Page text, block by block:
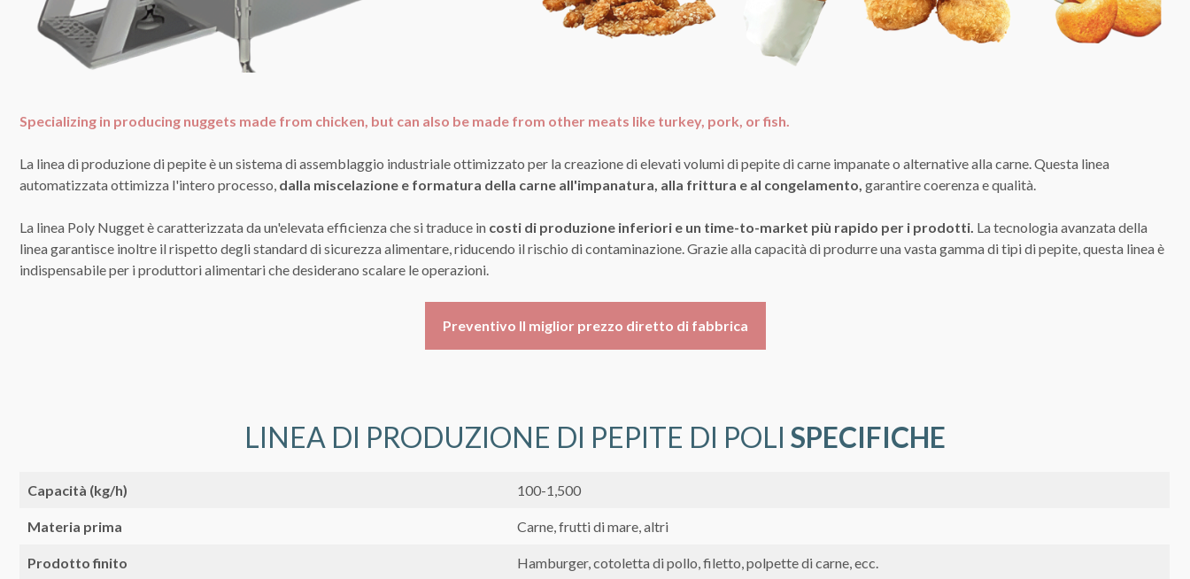
Specializing in producing nuggets made from chicken, but can also be made from other meats like turkey, pork, or fish
La linea di produzione di pepite è un sistema di assemblaggio industriale ottimizzato per la creazione di elevati volumi di pepite di carne impanate o alternative alla carne. Questa linea
automatizzata ottimizza l'intero processo, dalla miscelazione e formatura della carne all'impanatura, alla frittura e al congelamento, garantire coerenza e qualità.
La linea Poly Nugget è caratterizzata da un'elevata efficienza che si traduce in costi di produzione inferiori e un time-to-market più rapido per i prodotti. La tecnologia avanzata della
linea garantisce inoltre il rispetto degli standard di sicurezza alimentare, riducendo il rischio di contaminazione. Grazie alla capacità di produrre una vasta gamma di tipi di pepite, questa linea è
indispensabile per i produttori alimentari che desiderano scalare le operazioni.
Preventivo Il miglior prezzo diretto di fabbrica
LINEA DI PRODUZIONE DI PEPITE DI POLI SPECIFICHE
Capacità (kg/h) 100-1,500
Materia prima Carne, frutti di mare, altri
Prodotto finito Hamburger, cotoletta di pollo, filetto, polpette di carne, ecc.